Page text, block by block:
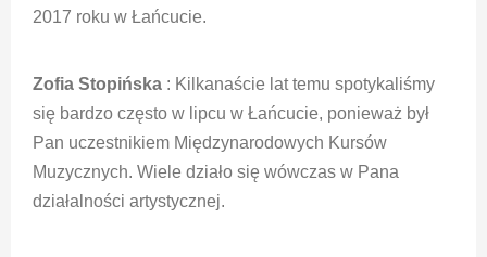
2017 roku w Łańcucie.
Zofia Stopińska : Kilkanaście lat temu spotykaliśmy
się bardzo często w lipcu w Łańcucie, ponieważ był
Pan uczestnikiem Międzynarodowych Kursów
Muzycznych. Wiele działo się wówczas w Pana
działalności artystycznej.